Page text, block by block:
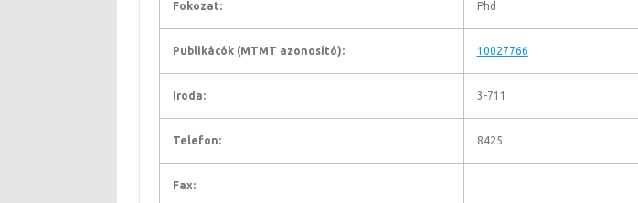
Fokozat: Phd
Publikácók (MTMT azonosító): 10027766
Iroda: 3-711
Telefon: 8425
Fax: